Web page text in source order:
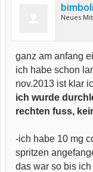
bimboli
Neues
ganz am anfang
ich habe schon
nov.2013 ist klar
ich wurde
rechten fuss,
-ich habe 10 mg
spritzen
das war so bis